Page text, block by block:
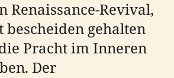
Renaissance-Revival,
bescheiden gehalten
Pracht im Inneren
Der